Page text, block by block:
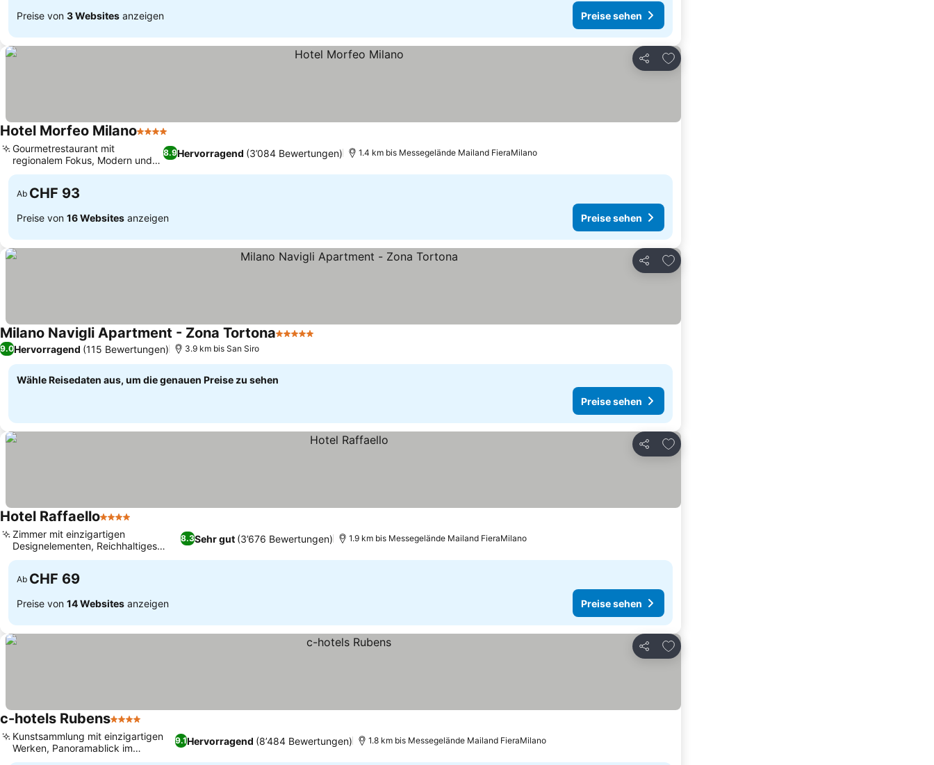
Preise von 3 Websites anzeigen Preise sehen
Teilen
Zu Favoriten hinzufügen
Hotel Morfeo Milano4 Sterne
8.9Hervorragend (3’084 Bewertungen)
Gourmetrestaurant mit
regionalem Fokus, Modern und
frisch renoviert
1.4 km bis Messegelände Mailand FieraMilano
Ab CHF 93
Preise von 16 Websites anzeigen Preise sehen
Teilen
Zu Favoriten hinzufügen
Milano Navigli Apartment - Zona Tortona5 Sterne
9.0Hervorragend (115 Bewertungen) 3.9 km bis San Siro
Wähle Reisedaten aus, um die genauen Preise zu sehen
Preise sehen
Teilen
Zu Favoriten hinzufügen
Hotel Raffaello4 Sterne
8.3Sehr gut (3’676 Bewertungen)
Zimmer mit einzigartigen
Designelementen, Reichhaltiges
Frühstücksbuffet
1.9 km bis Messegelände Mailand FieraMilano
Ab CHF 69
Preise von 14 Websites anzeigen Preise sehen
Teilen
Zu Favoriten hinzufügen
c-hotels Rubens4 Sterne
9.1Hervorragend (8’484 Bewertungen)
Kunstsammlung mit einzigartigen
Werken, Panoramablick im
Frühstücksraum
1.8 km bis Messegelände Mailand FieraMilano